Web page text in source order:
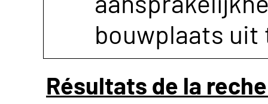
bouwplaats uit
Résultats de la